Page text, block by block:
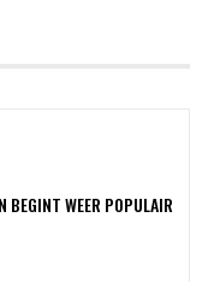
BEGINT WEER POPULAIR